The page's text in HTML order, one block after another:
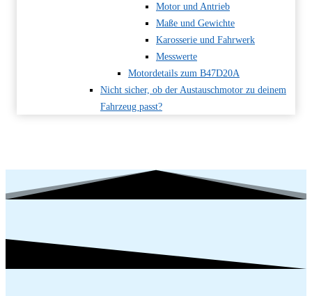
Motor und Antrieb
Maße und Gewichte
Karosserie und Fahrwerk
Messwerte
Motordetails zum B47D20A
Nicht sicher, ob der Austauschmotor zu deinem
Fahrzeug passt?